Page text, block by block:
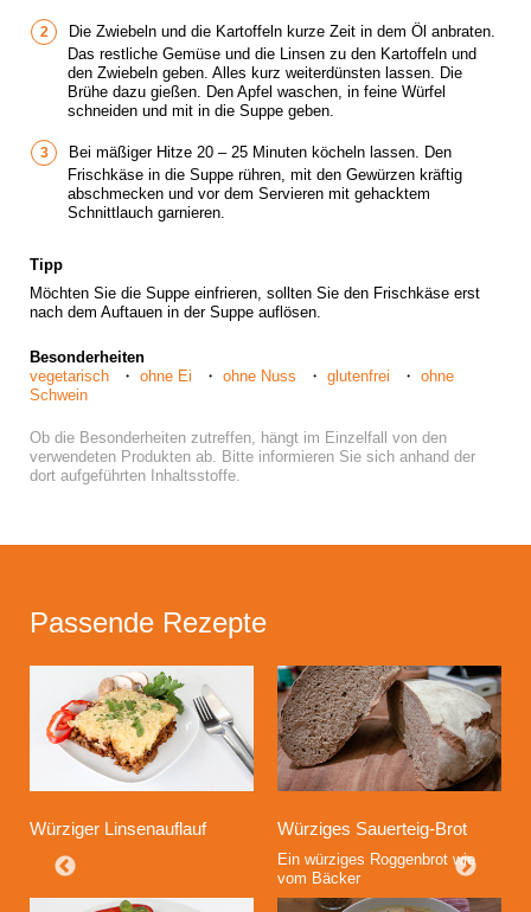
Die Zwiebeln und die Kartoffeln kurze Zeit in dem Öl anbraten.
Das restliche Gemüse und die Linsen zu den Kartoffeln und
den Zwiebeln geben. Alles kurz weiterdünsten lassen. Die
Brühe dazu gießen. Den Apfel waschen, in feine Würfel
schneiden und mit in die Suppe geben.
Bei mäßiger Hitze 20 – 25 Minuten köcheln lassen. Den
Frischkäse in die Suppe rühren, mit den Gewürzen kräftig
abschmecken und vor dem Servieren mit gehacktem
Schnittlauch garnieren.
Tipp
Möchten Sie die Suppe einfrieren, sollten Sie den Frischkäse erst
nach dem Auftauen in der Suppe auflösen.
Besonderheiten
vegetarisch
ohne Ei ohne Nuss glutenfrei
ohne
Schwein
Ob die Besonderheiten zutreffen, hängt im Einzelfall von den
verwendeten Produkten ab. Bitte informieren Sie sich anhand der
dort aufgeführten Inhaltsstoffe.
Passende Rezepte
Würziger Linsenauflauf Würziges Sauerteig-Brot
Ein würziges Roggenbrot wie
vom Bäcker